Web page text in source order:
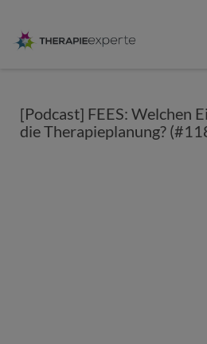
[Podcast] FEES: Welchen
die Therapieplanung?